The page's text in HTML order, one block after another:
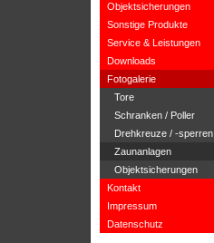
Objektsicherungen
Sonstige Produkte
Service & Leistungen
Downloads
Fotogalerie
Tore
Schranken / Poller
Drehkreuze / -sperren
Zaunanlagen
Objektsicherungen
Kontakt
Impressum
Datenschutz